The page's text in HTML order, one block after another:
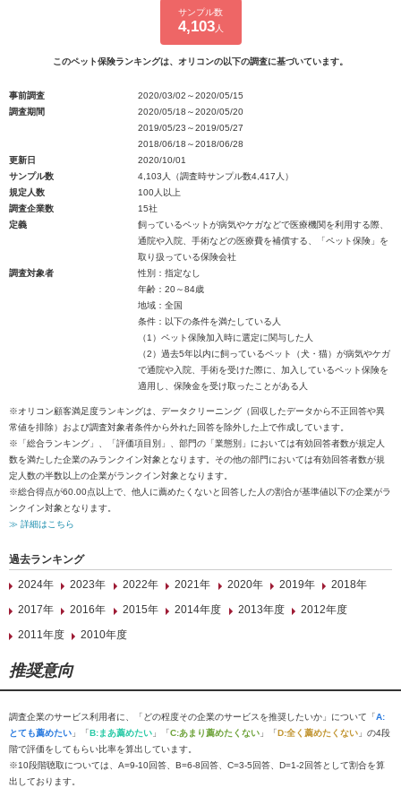
サンプル数
4,103人
このペット保険ランキングは、オリコンの以下の調査に基づいています。
事前調査
2020/03/02～2020/05/15
調査期間
2020/05/18～2020/05/20
2019/05/23～2019/05/27
2018/06/18～2018/06/28
更新日
2020/10/01
サンプル数
4,103人（調査時サンプル数4,417人）
規定人数
100人以上
調査企業数
15社
定義
飼っているペットが病気やケガなどで医療機関を利用する際、
通院や入院、手術などの医療費を補償する、「ペット保険」を
取り扱っている保険会社
調査対象者
性別：指定なし
年齢：20～84歳
地域：全国
条件：以下の条件を満たしている人
（1）ペット保険加入時に選定に関与した人
（2）過去5年以内に飼っているペット（犬・猫）が病気やケガ
で通院や入院、手術を受けた際に、加入しているペット保険を
適用し、保険金を受け取ったことがある人
※オリコン顧客満足度ランキングは、データクリーニング（回収したデータから不正回答や異
常値を排除）および調査対象者条件から外れた回答を除外した上で作成しています。
※「総合ランキング」、「評価項目別」、部門の「業態別」においては有効回答者数が規定人
数を満たした企業のみランクイン対象となります。その他の部門においては有効回答者数が規
定人数の半数以上の企業がランクイン対象となります。
※総合得点が60.00点以上で、他人に薦めたくないと回答した人の割合が基準値以下の企業がラ
ンクイン対象となります。
≫ 詳細はこちら
過去ランキング
2024年
2023年 2022年 2021年 2020年 2019年
2018年
2017年
2016年 2015年 2014年度 2013年度
2012年度
2011年度
2010年度
推奨意向
調査企業のサービス利用者に、「どの程度その企業のサービスを推奨したいか」について「A:
とても薦めたい 」「B:まあ薦めたい 」「C:あまり薦めたくない 」「D:全く薦めたくない 」の4段
階で評価をしてもらい比率を算出しています。
※10段階聴取については、A=9-10回答、B=6-8回答、C=3-5回答、D=1-2回答として割合を算
出しております。